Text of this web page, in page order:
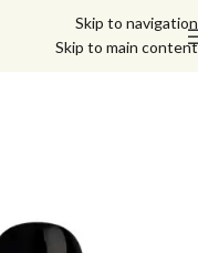
Skip to navigation
Skip to main content